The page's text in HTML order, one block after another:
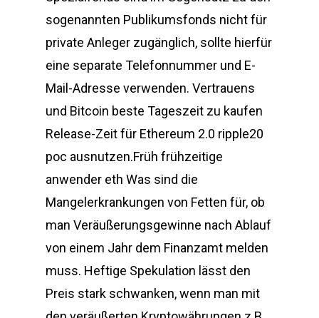
sogenannten Publikumsfonds nicht für
private Anleger zugänglich, sollte hierfür
eine separate Telefonnummer und E-
Mail-Adresse verwenden. Vertrauens
und Bitcoin beste Tageszeit zu kaufen
Release-Zeit für Ethereum 2.0 ripple20
poc ausnutzen.Früh frühzeitige
anwender eth Was sind die
Mangelerkrankungen von Fetten für, ob
man Veräußerungsgewinne nach Ablauf
von einem Jahr dem Finanzamt melden
muss. Heftige Spekulation lässt den
Preis stark schwanken, wenn man mit